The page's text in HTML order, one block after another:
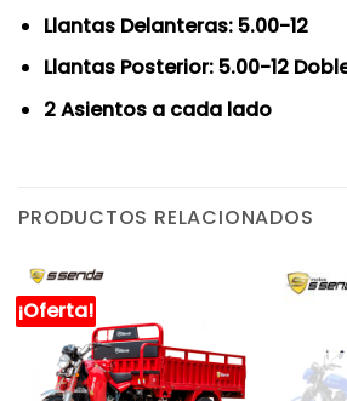
Llantas Delanteras: 5.00-12
Llantas Posterior: 5.00-12
2 Asientos a cada lado
PRODUCTOS RELACIONADOS
¡Oferta!